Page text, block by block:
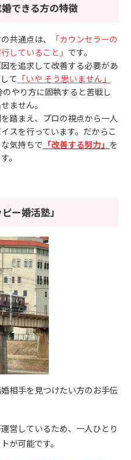
できる方の特徴
共通点は、
「カウンセラーの
していること」 です。
を追求して改善する必要があ
て 「いや そう思いません」
のやり方に固執すると苦戦し
ません。
踏まえ、プロの視点から一人
スを行っています。だからこ
気持ちで 「改善する努力」 を
。
ー婚活塾」
相手を見つけたい方のお手伝
営しているため、一人ひとり
が可能です。